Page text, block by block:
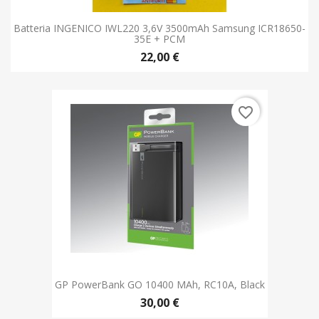
GP PowerBank GO 10400 MAh, RC10A, Black